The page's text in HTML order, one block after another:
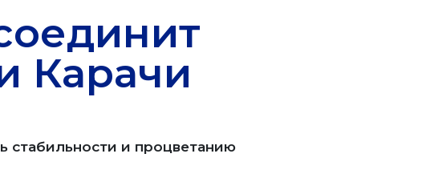
Карачи
стабильности и процветанию